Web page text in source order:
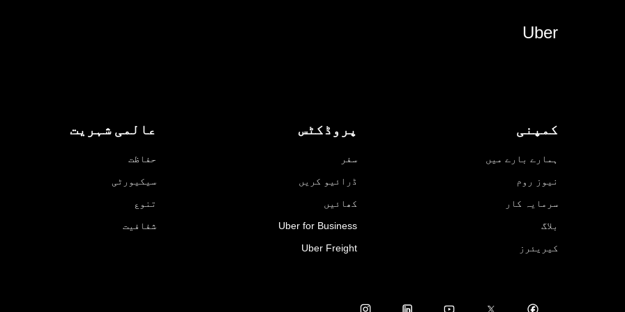
Uber
کمپنی
ہمارے بارے میں
نیوز روم
سرمایہ کار
بلاگ
کیریئرز
پروڈکٹس
سفر
ڈرائیو کریں
کھائیں
Uber for Business
Uber Freight
عالمی شہریت
حفاظت
سیکیورٹی
تنوع
شفافیت